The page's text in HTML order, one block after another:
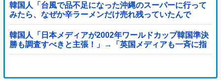
韓国人「台風で品不足になった沖縄のスーパーに行って
みたら、なぜか辛ラーメンだけ売れ残っていたんで
す…」
韓国人「日本メディアが2002年ワールドカップ韓国準決
勝も調査すべきと主張！」→「英国メディアも一斉に指
摘‥」